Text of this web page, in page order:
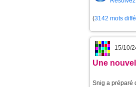
(3142 mots
15/10/
Une
Snig a préparé